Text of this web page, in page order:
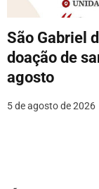
São Gabriel
doação de
agosto
5 de agosto de 2026